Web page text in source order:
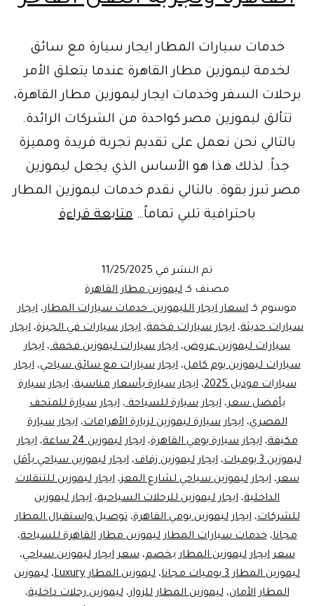
خدمات سيارات المطار ايجار سيارة مع سائق
لخدمة ليموزين مطار القاهرة عندما يتعلق الأمر
برحلات السفر وخدمات ايجار ليموزين مطار القاهرة،
تتألق ليموزين مصر كواحدة من الشركات الرائدة.
بالتالي نحن نعمل على تقديم تجربة فريدة ومميزة
جداً. لذلك هذا هو الأساس الذي يجعل ليموزين
مصر تبرز بقوة. بالتالي نقدم خدمات ليموزين المطار
باحترافية تلبي تماماً…متابعة قراءةخدمات
القاهرة
وتجربة
النقل
الفاخر
تم النشر في 11/25/2025
مصنف كـ ليموزين مطار القاهرة
موسوم كـ اسعار ايجار الليموزين. خدمات سيارات المطار، ايجار
سيارات حديثة، ايجار سيارات فخمة، ايجار سيارات في الجيزة، ايجار
سيارات ليموزين عروض، ايجار سيارات ليموزين فخمة.، ايجار
سيارات ليموزين يوم كامل،ايجار سيارات مع سائق سياحي،ايجار
سيارات موديل 2025
،ايجار سيارة بأسعار مناسبة،ايجار سيارة
بأفضل سعر،ايجار سيارة للسياحة.،ايجار سيارة للمتحف
المصري،ايجار سيارة ليموزين لزيارة الأهرامات،ايجار سيارة
مكيفة،ايجار سيارة يومي القاهرة،ايجار ليموزين 24 ساعة ،ايجار
ليموزين 3 يوميات
،ايجار ليموزين زفاف،ايجار ليموزين سياحي بأقل
سعر،ايجار ليموزين سياحي لشارع المعز،ايجار ليموزين للتنقلات
الداخلية، ايجار ليموزين للرحلات السياحية، ايجار ليموزين
للشركات،ايجار ليموزين يومي القاهرة،توصيل واستقبال المطار
مجانا،خدمات سيارات المطار ليموزين مطار القاهرة للسياحة،
سعر ايجار ليموزين المطار بخصم،سعر ايجار ليموزين سياحي،
ليموزين المطار 3 يوميات مجانا
، ليموزين المطار Luxury ، ليموزين
المطار الأمان،ليموزين المطار للزوار،ليموزين رحلات داخلية،